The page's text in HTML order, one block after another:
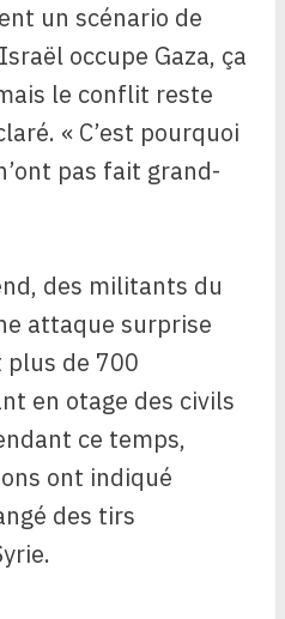
un scénario de
occupe Gaza, ça
le conflit reste
« C’est pourquoi
pas fait grand-
des militants du
attaque surprise
de 700
en otage des civils
ce temps,
ont indiqué
des tirs